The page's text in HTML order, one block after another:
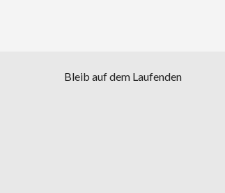
Bleib auf dem Laufenden